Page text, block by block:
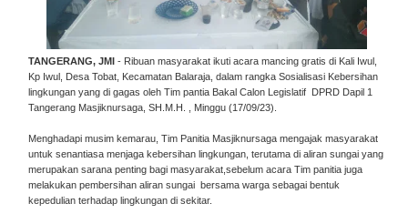
TANGERANG, JMI - Ribuan masyarakat ikuti acara mancing gratis di Kali Iwul,
Kp Iwul, Desa Tobat, Kecamatan Balaraja, dalam rangka Sosialisasi Kebersihan
lingkungan yang di gagas oleh Tim pantia Bakal Calon Legislatif DPRD Dapil 1
Tangerang Masjiknursaga, SH.M.H. , Minggu (17/09/23).
Menghadapi musim kemarau, Tim Panitia Masjiknursaga mengajak masyarakat
untuk senantiasa menjaga kebersihan lingkungan, terutama di aliran sungai yang
merupakan sarana penting bagi masyarakat,sebelum acara Tim panitia juga
melakukan pembersihan aliran sungai bersama warga sebagai bentuk
kepedulian terhadap lingkungan di sekitar.